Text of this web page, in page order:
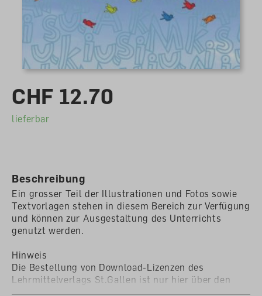
CHF 12.70
lieferbar
Beschreibung
Ein grosser Teil der Illustrationen und Fotos sowie
Textvorlagen stehen in diesem Bereich zur Verfügung
und können zur Ausgestaltung des Unterrichts
genutzt werden.
Hinweis
Die Bestellung von Download-Lizenzen des
Lehrmittelverlags St.Gallen ist nur hier über den
Webshop möglich. Sie hat durch die jeweilige